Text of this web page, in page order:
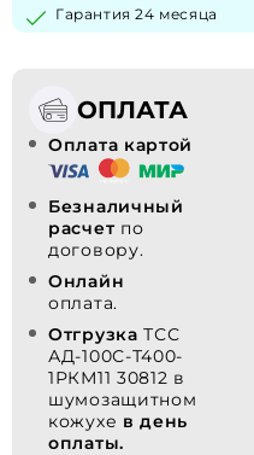
Гарантия 24 месяца
ОПЛАТА
Оплата картой
Безналичный
расчет по
договору.
Онлайн
оплата.
Отгрузка ТСС
АД-100С-Т400-
1РКМ11 30812 в
шумозащитном
кожухе в день
оплаты.